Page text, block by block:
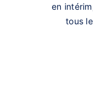
en
tous